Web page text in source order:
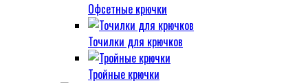
Офсетные крючки
Точилки для крючков
Тройные крючки